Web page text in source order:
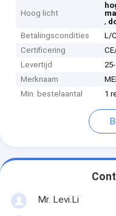
Hoog licht
,
Betalingscondities
L/
Certificering
Levertijd
Merknaam
Min. bestelaantal
1
Mr. Levi.Li